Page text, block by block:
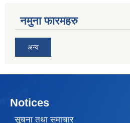
नमुना फारमहरु
अन्य
Notices
सूचना तथा समाचार